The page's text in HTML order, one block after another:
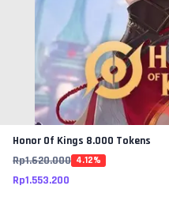
Honor Of Kings 8.000 Tokens
Rp1.620.000 4.12%
Rp1.553.200